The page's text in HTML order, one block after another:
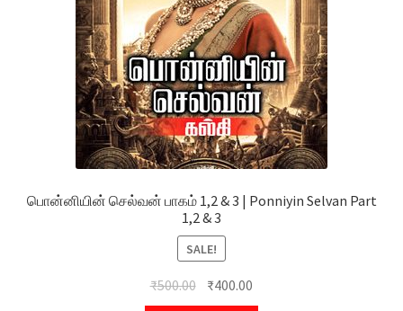
பொன்னியின் செல்வன் பாகம் 1,2 & 3 | Ponniyin Selvan Part
1,2 & 3
SALE!
₹500.00 ₹400.00